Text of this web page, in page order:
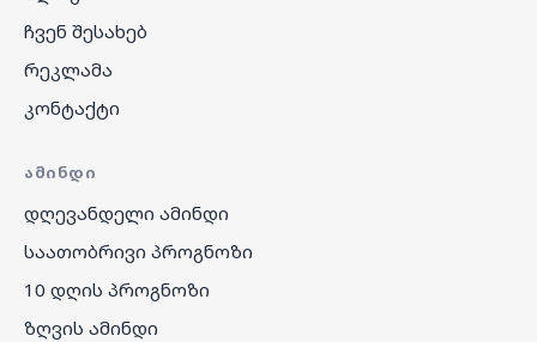
ჩვენ შესახებ
რეკლამა
კონტაქტი
ᲐᲛᲘᲜᲓᲘ
დღევანდელი ამინდი
საათობრივი პროგნოზი
10 დღის პროგნოზი
ზღვის ამინდი